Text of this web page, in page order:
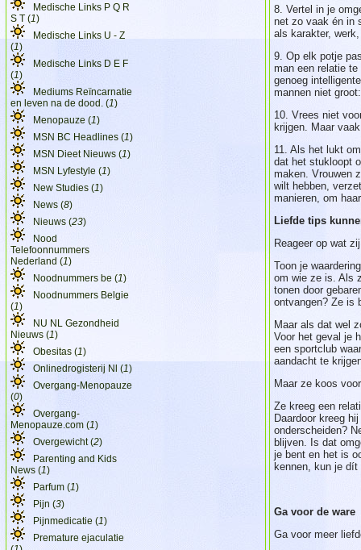
Medische Links P Q R
S T (1)
Medische Links U - Z
(1)
Medische Links D E F
(1)
Mediums Reïncarnatie
en leven na de dood. (1)
Menopauze (1)
MSN BC Headlines (1)
MSN Dieet Nieuws (1)
MSN Lyfestyle (1)
New Studies (1)
News (8)
Nieuws (23)
Nood
Telefoonnummers
Nederland (1)
Noodnummers be (1)
Noodnummers Belgie
(1)
NU NL Gezondheid
Nieuws (1)
Obesitas (1)
Onlinedrogisterij Nl (1)
Overgang-Menopauze
(0)
Overgang-
Menopauze.com (1)
Overgewicht (2)
Parenting and Kids
News (1)
Parfum (1)
Pijn (3)
Pijnmedicatie (1)
Premature ejaculatie
8. Vertel in je
net zo vaak én in
als karakter,
9. Op elk potje
man een relatie
genoeg
mannen niet
10. Vrees niet
krijgen. Maar
11. Als het lukt
dat het stukloopt
maken. Vrouwen
wilt hebben,
manieren, om
Liefde tips
Reageer op wat
Toon je
om wie ze is. Als
tonen door
ontvangen? Ze is
Maar als dat wel
Voor het geval je
een sportclub
aandacht te
Maar ze koos
Ze kreeg een
Daardoor kreeg
onderscheiden?
blijven. Is dat
je bent en het is
kennen, kun je dít
Ga voor de
Ga voor meer